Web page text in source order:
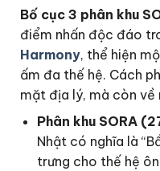
Bố cục 3 phân khu
điểm nhấn độc đáo
Harmony, thể hiện
ấm đa thế hệ. Cách
mặt địa lý, mà còn
Phân khu SORA
Nhật có nghĩa là
trưng cho thế hệ